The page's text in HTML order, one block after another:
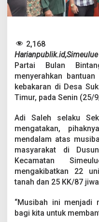
t
u
a
n
b
a
a
n
d
S
u
k
J
a
2,168
Partai Bulan
menyerahkan
kebakaran di Desa
Timur, pada Senin (25/
Adi Saleh selaku
mengatakan,
mendalam atas
masyarakat di
Kecamatan
mengakibatkan 22
tanah dan 25 KK/87
“Musibah ini menjadi
bagi kita untuk